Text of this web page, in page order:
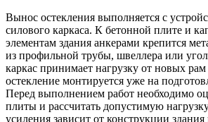
Вынос остекления выполняется с
силового каркаса. К бетонной плите и
элементам здания анкерами крепится
из профильной трубы, швеллера или
каркас принимает нагрузку от новых рам
остекление монтируется уже на
Перед выполнением работ необходимо
плиты и рассчитать допустимую
усиления зависит от конструкции